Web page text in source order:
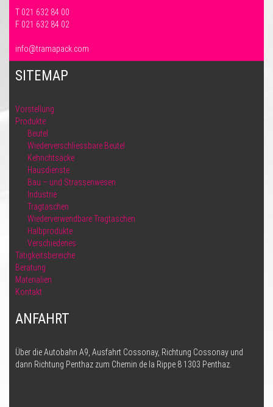
T 021 632 84 00
F 021 632 84 02
info@tramapack.com
SITEMAP
Vorstellung
Produkte
Beutel
Wiederverschliessbare Beutel
Kehrichtsäcke
Hausdienste
Bau – und Strassenwesen
Industrie
Tragtaschen
Wiederverwendbare Tragtaschen
Halbprodukte
Verschiedenes
Tätigkeitsbereiche
Beratung
Materialien
Kontakt
ANFAHRT
Über die Autobahn A9, Ausfahrt Cossonay, Richtung Cossonay und
dann Richtung Penthaz zum Chemin de la Rippe 8 1303 Penthaz.